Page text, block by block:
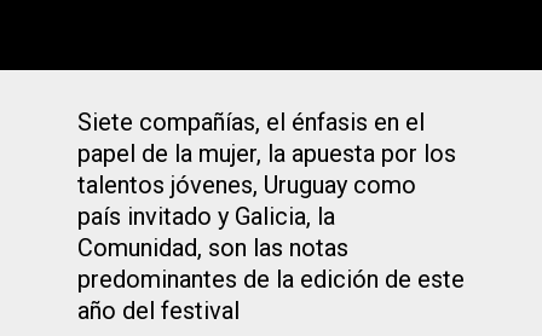
Siete compañías, el énfasis en el
papel de la mujer, la apuesta por los
talentos jóvenes, Uruguay como
país invitado y Galicia, la
Comunidad, son las notas
predominantes de la edición de este
año del festival